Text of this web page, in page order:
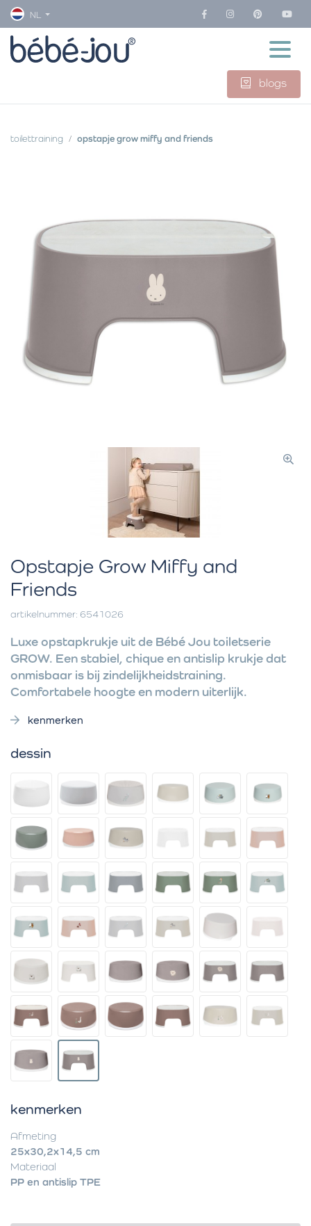
NL
blogs
toilettraining opstapje grow miffy and friends
Opstapje Grow Miffy and
Friends
artikelnummer: 6541026
Luxe opstapkrukje uit de Bébé Jou toiletserie
GROW. Een stabiel, chique en antislip krukje dat
onmisbaar is bij zindelijkheidstraining.
Comfortabele hoogte en modern uiterlijk.
kenmerken
dessin
kenmerken
Afmeting
25x30,2x14,5 cm
Materiaal
PP en antislip TPE